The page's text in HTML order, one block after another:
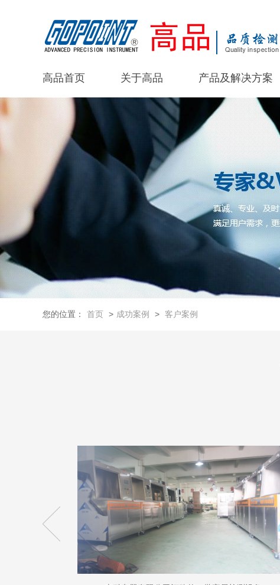
高品首页 关于高品 产品及解决方案
您的位置： 首页 > 成功案例 > 客户案例